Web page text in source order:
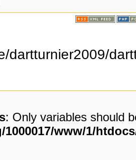
dartturnier2009/
: Only variables should
1000017/www/1/